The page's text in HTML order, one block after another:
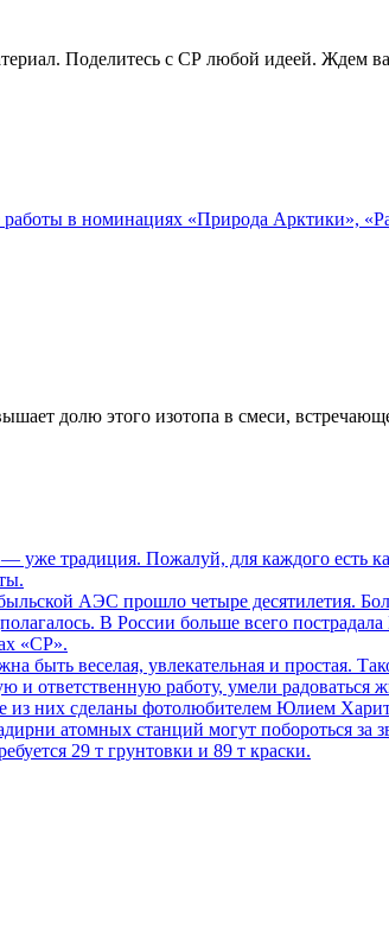
Поделитесь с СР любой идеей. Ждем
работы в номинациях «Природа Арктики»,
долю этого изотопа в смеси,
традиция. Пожалуй, для каждого есть
АЭС прошло четыре десятилетия.
В России больше всего
«СР».
быть веселая, увлекательная и простая.
ответственную работу, умели радоваться
из них сделаны фотолюбителем Юлием
атомных станций могут побороться за
29 т грунтовки и 89 т краски.